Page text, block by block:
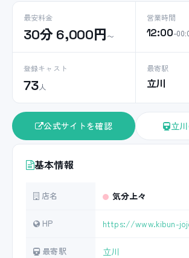
最安料金
30分 6,000円〜
営業時間
12:00
登録キャスト
73人
最寄駅
立川
公式サイトを確認 立
基本情報
店名 気分上々
HP https://www.kibun-
最寄駅 立川